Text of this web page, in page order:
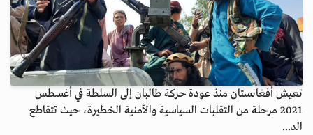
تعيش أفغانستان منذ عودة حركة طالبان إلى السلطة في أغسطس
2021 مرحلة من التقلبات السياسية والأمنية الخطيرة، حيث تتقاطع
الد...